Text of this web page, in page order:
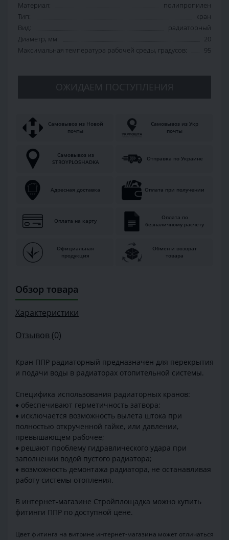
Материал:
полипропилен
Тип:
кран
Вид:
радиаторный
Диаметр, мм:
20
Максимальная температура рабочей среды, градусов:
95
ОЖИДАЕМ ПОСТУПЛЕНИЯ
Самовывоз из Новой
почты
Самовывоз из Укр
почты
Самовывоз из
STROYPLOSHADKA
Отправка по Украине
Адресная доставка Оплата при получении
Оплата на карту
Оплата по
безналичному расчету
Официальная
продукция
Обмен и возврат
товара
Обзор товара
Характеристики
Отзывов (0)
Кран ППР радиаторный предназначен для перекрытия
и подачи воды в радиаторах отопительной системы.
Специфика использования радиаторных кранов:
♦ обеспечивают герметичность затвора;
♦ исключается возможность вылета штока при
полностью открученной гайке, или давлении,
превышающем рабочее;
♦ решают проблему гидравлического удара при
заполнении водой пустого радиатора;
♦ возможность демонтажа радиатора, не останавливая
работу системы отопления.
В интернет-магазине Стройплощадка можно купить
фитинги ППР по доступной цене.
Цвет фитинга на витрине интернет-магазина может отличаться